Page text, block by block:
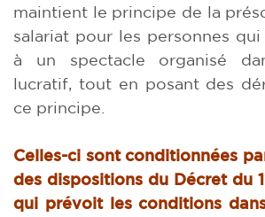
maintient le principe de la
salariat pour les personnes
à un spectacle organisé
lucratif, tout en posant des
ce principe.
Celles-ci sont conditionnées
des dispositions du Décret du
qui prévoit les conditions